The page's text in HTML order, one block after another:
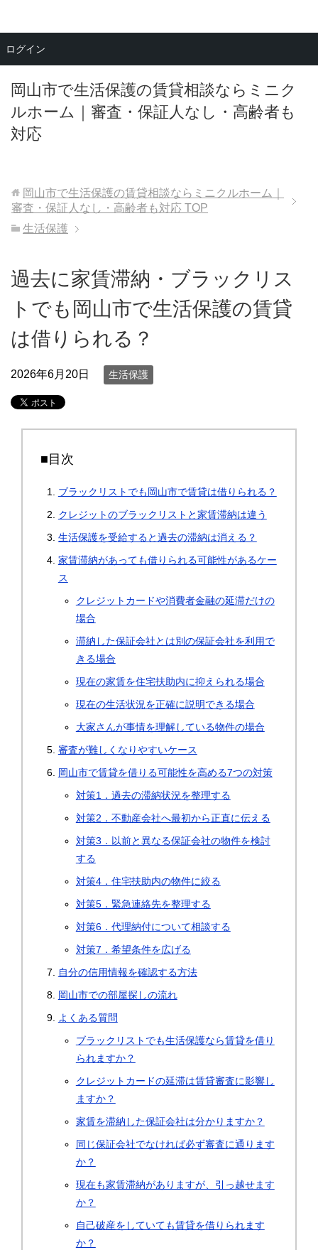
岡山市で生活保護の賃貸相談ならミニク
ルホーム｜審査・保証人なし・高齢者も
対応
メニュー
岡山市で生活保護の賃貸相談ならミニクルホーム｜
審査・保証人なし・高齢者も対応 TOP
生活保護
過去に家賃滞納・ブラックリス
トでも岡山市で生活保護の賃貸
は借りられる？
2026年6月20日 生活保護
■目次
ブラックリストでも岡山市で賃貸は借りられる？
クレジットのブラックリストと家賃滞納は違う
生活保護を受給すると過去の滞納は消える？
家賃滞納があっても借りられる可能性があるケー
ス
クレジットカードや消費者金融の延滞だけの
場合
滞納した保証会社とは別の保証会社を利用で
きる場合
現在の家賃を住宅扶助内に抑えられる場合
現在の生活状況を正確に説明できる場合
大家さんが事情を理解している物件の場合
審査が難しくなりやすいケース
岡山市で賃貸を借りる可能性を高める7つの対策
対策1．過去の滞納状況を整理する
対策2．不動産会社へ最初から正直に伝える
対策3．以前と異なる保証会社の物件を検討
する
対策4．住宅扶助内の物件に絞る
対策5．緊急連絡先を整理する
対策6．代理納付について相談する
対策7．希望条件を広げる
自分の信用情報を確認する方法
岡山市での部屋探しの流れ
よくある質問
ブラックリストでも生活保護なら賃貸を借り
られますか？
クレジットカードの延滞は賃貸審査に影響し
ますか？
家賃を滞納した保証会社は分かりますか？
同じ保証会社でなければ必ず審査に通ります
か？
現在も家賃滞納がありますが、引っ越せます
か？
自己破産をしていても賃貸を借りられます
か？
ログイン